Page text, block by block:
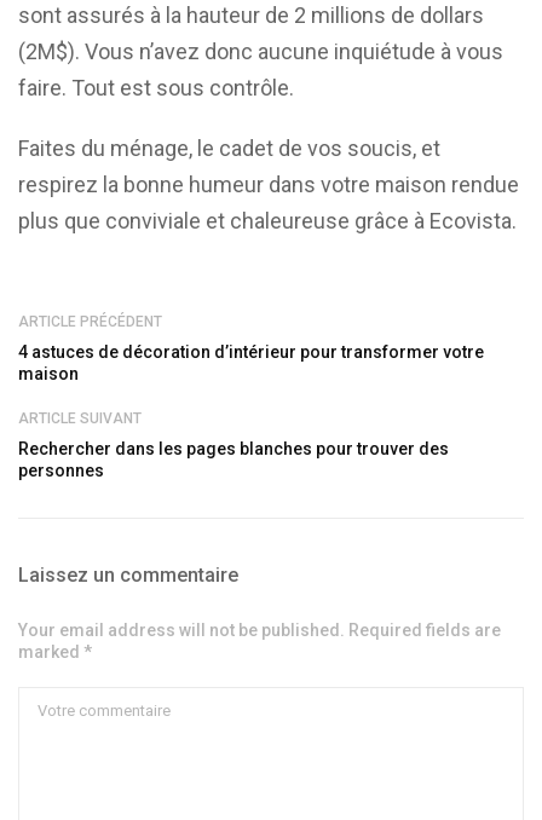
sont assurés à la hauteur de 2 millions de dollars
(2M$). Vous n’avez donc aucune inquiétude à vous
faire. Tout est sous contrôle.
Faites du ménage, le cadet de vos soucis, et
respirez la bonne humeur dans votre maison rendue
plus que conviviale et chaleureuse grâce à Ecovista.
ARTICLE PRÉCÉDENT
4 astuces de décoration d’intérieur pour transformer votre
maison
ARTICLE SUIVANT
Rechercher dans les pages blanches pour trouver des
personnes
Laissez un commentaire
Your email address will not be published. Required fields are
marked *